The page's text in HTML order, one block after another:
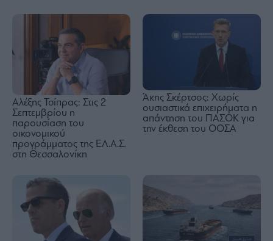
Αλέξης Τσίπρας: Στις 2
Σεπτεμβρίου η
παρουσίαση του
οικονομικού
προγράμματος της ΕΛ.Α.Σ.
στη Θεσσαλονίκη
Άκης Σκέρτσος: Χωρίς
ουσιαστικά επιχειρήματα η
απάντηση του ΠΑΣΟΚ για
την έκθεση του ΟΟΣΑ